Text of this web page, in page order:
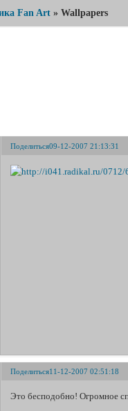
Fan Art »Wallpapers
Поделиться09-12-2007 21:13:31
Поделиться11-12-2007 02:51:18
Это бесподобно! Огромное